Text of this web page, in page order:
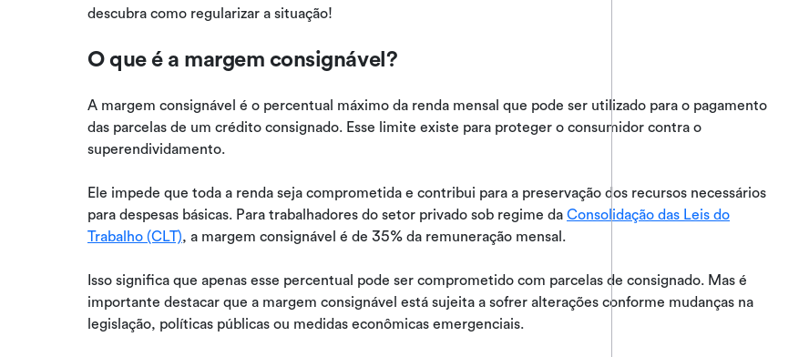
descubra como regularizar a situação!
O que é a margem consignável?
A margem consignável é o percentual máximo da renda mensal que pode ser utilizado para o pagamento
das parcelas de um crédito consignado. Esse limite existe para proteger o consumidor contra o
superendividamento.
Ele impede que toda a renda seja comprometida e contribui para a preservação dos recursos necessários
para despesas básicas. Para trabalhadores do setor privado sob regime da Consolidação das Leis do
Trabalho (CLT), a margem consignável é de 35% da remuneração mensal.
Isso significa que apenas esse percentual pode ser comprometido com parcelas de consignado. Mas é
importante destacar que a margem consignável está sujeita a sofrer alterações conforme mudanças na
legislação, políticas públicas ou medidas econômicas emergenciais.